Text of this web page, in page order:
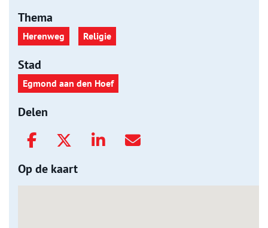
Thema
Herenweg Religie
Stad
Egmond aan den Hoef
Delen
Op de kaart